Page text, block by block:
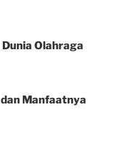
Olahraga
Manfaatnya